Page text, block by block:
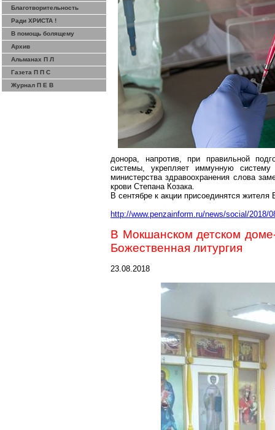
Благотворительность
Ради ХРИСТА !
В помощь болящему
Архив
Альманах П Л
Газета П П С
Журнал П Е В
донора, напротив, при правильной
системы, укрепляет иммунную систему
министерства здравоохранения слова
крови Степана Козака.
В сентябре к акции присоединятся жителя
http://www.penzainform.ru/news/social/
В Мокшанском детском
Божественная литургия
23.08.2018